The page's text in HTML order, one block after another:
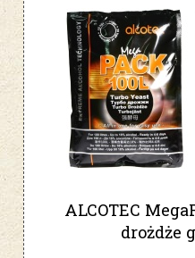
ALCOTEC
drożdże